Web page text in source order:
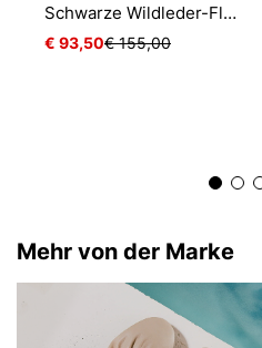
Schwarze Wildleder-Flip-Flops mit Crinkle-Obermaterial
€ 93,50€ 155,00
Mehr von der Marke